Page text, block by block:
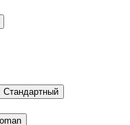
Стандартный